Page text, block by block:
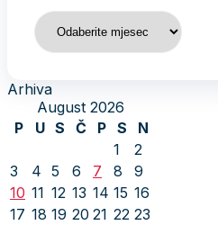
Arhiva
Arhiva
August 2026
P
U S Č P S
N
1
2
3
4 5 6 7 8
9
10 11 12 13 14 15 16
17 18 19 20 21 22 23